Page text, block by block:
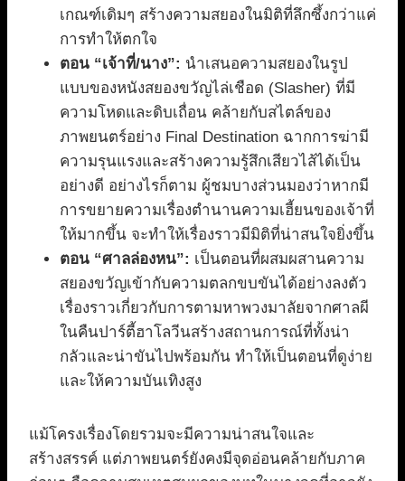
เกณฑ์เดิมๆ สร้างความสยองในมิติที่ลึกซึ้งกว่าแค่
การทำให้ตกใจ
ตอน “เจ้าที่/นาง”: นำเสนอความสยองในรูป
แบบของหนังสยองขวัญไล่เชือด (Slasher) ที่มี
ความโหดและดิบเถื่อน คล้ายกับสไตล์ของ
ภาพยนตร์อย่าง Final Destination ฉากการฆ่ามี
ความรุนแรงและสร้างความรู้สึกเสียวไส้ได้เป็น
อย่างดี อย่างไรก็ตาม ผู้ชมบางส่วนมองว่าหากมี
การขยายความเรื่องตำนานความเฮี้ยนของเจ้าที่
ให้มากขึ้น จะทำให้เรื่องราวมีมิติที่น่าสนใจยิ่งขึ้น
ตอน “ศาลล่องหน”: เป็นตอนที่ผสมผสานความ
สยองขวัญเข้ากับความตลกขบขันได้อย่างลงตัว
เรื่องราวเกี่ยวกับการตามหาพวงมาลัยจากศาลผี
ในคืนปาร์ตี้ฮาโลวีนสร้างสถานการณ์ที่ทั้งน่า
กลัวและน่าขันไปพร้อมกัน ทำให้เป็นตอนที่ดูง่าย
และให้ความบันเทิงสูง
แม้โครงเรื่องโดยรวมจะมีความน่าสนใจและ
สร้างสรรค์ แต่ภาพยนตร์ยังคงมีจุดอ่อนคล้ายกับภาค